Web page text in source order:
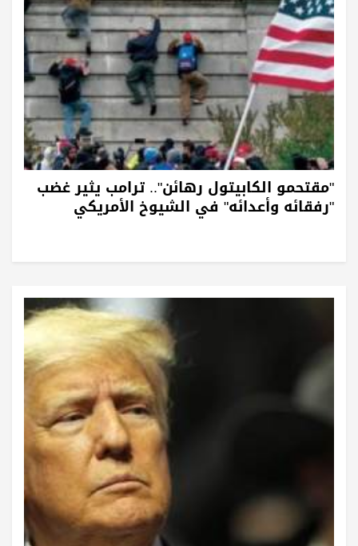
"مقتحمو الكابيتول رهائن".. ترامب يثير غضب
"رفقائه وأعدائه" في الشيوخ الأمريكي